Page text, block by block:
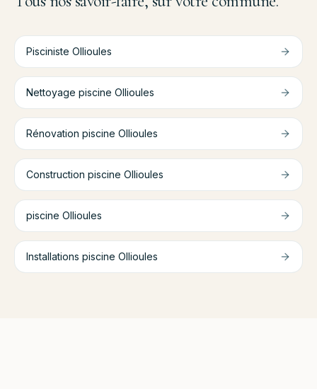
Pisciniste Ollioules
Nettoyage piscine Ollioules
Rénovation piscine Ollioules
Construction piscine Ollioules
piscine Ollioules
Installations piscine Ollioules